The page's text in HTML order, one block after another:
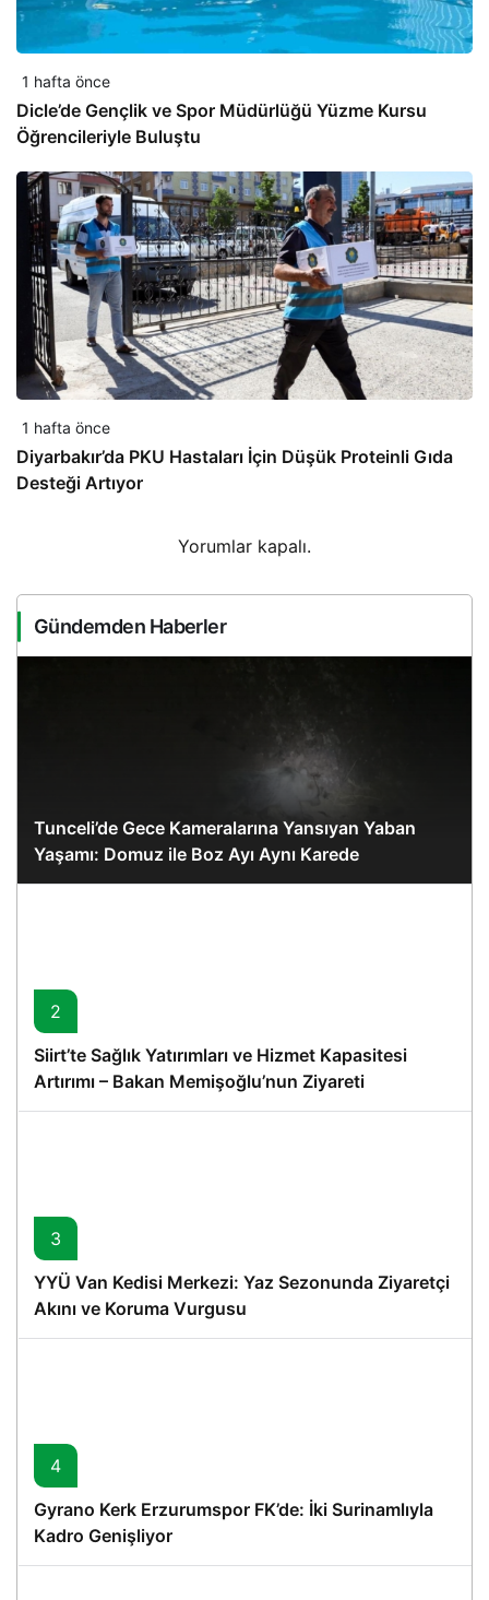
1 hafta önce
Dicle’de Gençlik ve Spor Müdürlüğü Yüzme Kursu
Öğrencileriyle Buluştu
1 hafta önce
Diyarbakır’da PKU Hastaları İçin Düşük Proteinli Gıda
Desteği Artıyor
Yorumlar kapalı.
Gündemden Haberler
Tunceli’de Gece Kameralarına Yansıyan Yaban
Yaşamı: Domuz ile Boz Ayı Aynı Karede
2
Siirt’te Sağlık Yatırımları ve Hizmet Kapasitesi
Artırımı – Bakan Memişoğlu’nun Ziyareti
3
YYÜ Van Kedisi Merkezi: Yaz Sezonunda Ziyaretçi
Akını ve Koruma Vurgusu
4
Gyrano Kerk Erzurumspor FK’de: İki Surinamlıyla
Kadro Genişliyor